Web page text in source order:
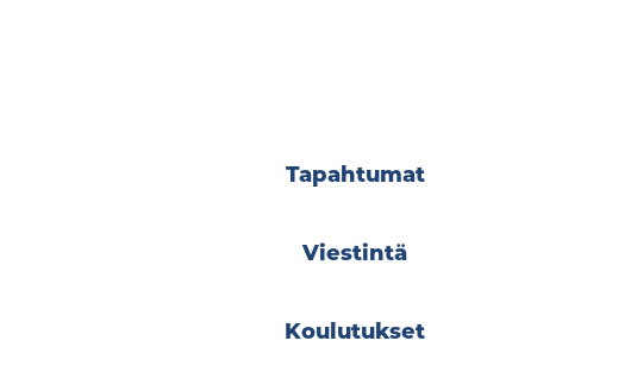
Tapahtumat
Viestintä
Koulutukset